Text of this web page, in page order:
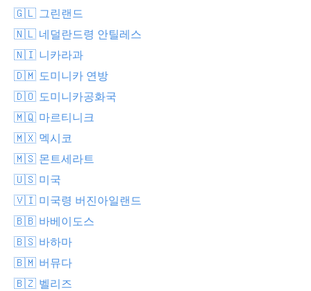
🇬🇱 그린랜드
🇳🇱 네덜란드령 안틸레스
🇳🇮 니카라과
🇩🇲 도미니카 연방
🇩🇴 도미니카공화국
🇲🇶 마르티니크
🇲🇽 멕시코
🇲🇸 몬트세라트
🇺🇸 미국
🇻🇮 미국령 버진아일랜드
🇧🇧 바베이도스
🇧🇸 바하마
🇧🇲 버뮤다
🇧🇿 벨리즈